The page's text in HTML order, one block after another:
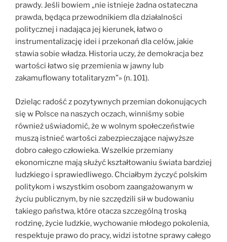
prawdy. Jeśli bowiem „nie istnieje żadna ostateczna
prawda, będąca przewodnikiem dla działalności
politycznej i nadająca jej kierunek, łatwo o
instrumentalizację idei i przekonań dla celów, jakie
stawia sobie władza. Historia uczy, że demokracja bez
wartości łatwo się przemienia w jawny lub
zakamuflowany totalitaryzm”» (n. 101).
Dzieląc radość z pozytywnych przemian dokonujących
się w Polsce na naszych oczach, winniśmy sobie
również uświadomić, że w wolnym społeczeństwie
muszą istnieć wartości zabezpieczające najwyższe
dobro całego człowieka. Wszelkie przemiany
ekonomiczne mają służyć kształtowaniu świata bardziej
ludzkiego i sprawiedliwego. Chciałbym życzyć polskim
politykom i wszystkim osobom zaangażowanym w
życiu publicznym, by nie szczędzili sił w budowaniu
takiego państwa, które otacza szczególną troską
rodzinę, życie ludzkie, wychowanie młodego pokolenia,
respektuje prawo do pracy, widzi istotne sprawy całego